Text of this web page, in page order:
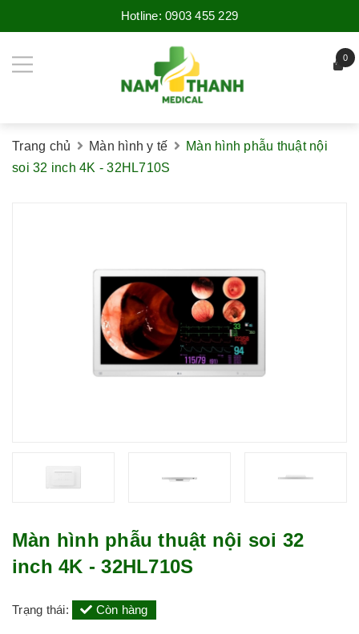
Hotline:0903 455 229
0
Trang chủ Màn hình y tế
Màn hình phẫu thuật nội
soi 32 inch 4K - 32HL710S
Màn hình phẫu thuật nội soi 32
inch 4K - 32HL710S
Trạng thái: Còn hàng